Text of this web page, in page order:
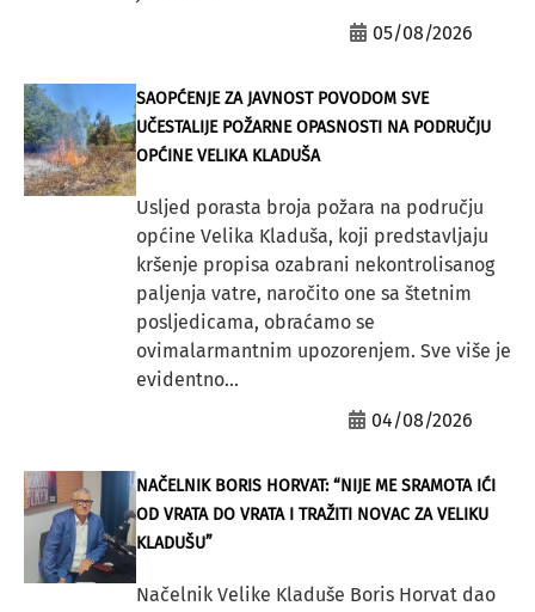
05/08/2026
SAOPĆENJE ZA JAVNOST POVODOM SVE
UČESTALIJE POŽARNE OPASNOSTI NA PODRUČJU
OPĆINE VELIKA KLADUŠA
Usljed porasta broja požara na području
općine Velika Kladuša, koji predstavljaju
kršenje propisa ozabrani nekontrolisanog
paljenja vatre, naročito one sa štetnim
posljedicama, obraćamo se
ovimalarmantnim upozorenjem. Sve više je
evidentno...
04/08/2026
NAČELNIK BORIS HORVAT: “NIJE ME SRAMOTA IĆI
OD VRATA DO VRATA I TRAŽITI NOVAC ZA VELIKU
KLADUŠU”
Načelnik Velike Kladuše Boris Horvat dao